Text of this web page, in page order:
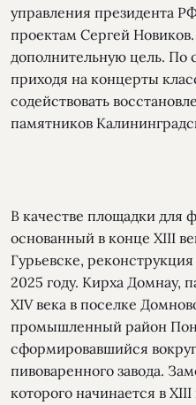
управления президента
проектам Сергей
дополнительную цель. По
приходя на концерты
содействовать
памятников
В качестве площадки для
основанный в конце XIII
Гурьевске,
2025 году. Кирха Домнау,
XIV века в поселке
промышленный район
сформировавшийся
пивоваренного завода.
которого начинается в